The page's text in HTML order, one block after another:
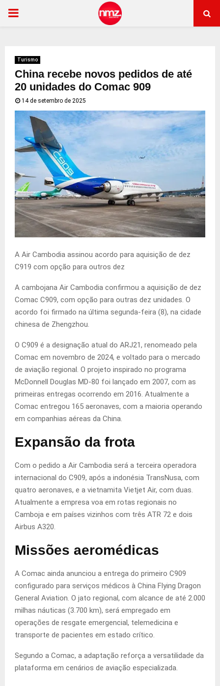
PRIMARY
Turismo
China recebe novos pedidos de até
20 unidades do Comac 909
14 de setembro de 2025
A Air Cambodia assinou acordo para aquisição de dez
C919 com opção para outros dez
A cambojana Air Cambodia confirmou a aquisição de dez
Comac C909, com opção para outras dez unidades. O
acordo foi firmado na última segunda-feira (8), na cidade
chinesa de Zhengzhou.
O C909 é a designação atual do ARJ21, renomeado pela
Comac em novembro de 2024, e voltado para o mercado
de aviação regional. O projeto inspirado no programa
McDonnell Douglas MD-80 foi lançado em 2007, com as
primeiras entregas ocorrendo em 2016. Atualmente a
Comac entregou 165 aeronaves, com a maioria operando
em companhias aéreas da China.
Expansão da frota
Com o pedido a Air Cambodia será a terceira operadora
internacional do C909, após a indonésia TransNusa, com
quatro aeronaves, e a vietnamita Vietjet Air, com duas.
Atualmente a empresa voa em rotas regionais no
Camboja e em países vizinhos com três ATR 72 e dois
Airbus A320.
Missões aeromédicas
A Comac ainda anunciou a entrega do primeiro C909
configurado para serviços médicos à China Flying Dragon
General Aviation. O jato regional, com alcance de até 2.000
milhas náuticas (3.700 km), será empregado em
operações de resgate emergencial, telemedicina e
transporte de pacientes em estado crítico.
Segundo a Comac, a adaptação reforça a versatilidade da
plataforma em cenários de aviação especializada.